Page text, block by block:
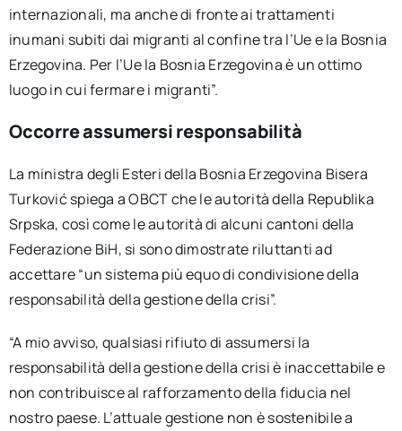
internazionali, ma anche di fronte ai trattamenti
inumani subiti dai migranti al confine tra l’Ue e la Bosnia
Erzegovina. Per l’Ue la Bosnia Erzegovina è un ottimo
luogo in cui fermare i migranti”.
Occorre assumersi responsabilità
La ministra degli Esteri della Bosnia Erzegovina Bisera
Turković spiega a OBCT che le autorità della Republika
Srpska, così come le autorità di alcuni cantoni della
Federazione BiH, si sono dimostrate riluttanti ad
accettare “un sistema più equo di condivisione della
responsabilità della gestione della crisi”.
“A mio avviso, qualsiasi rifiuto di assumersi la
responsabilità della gestione della crisi è inaccettabile e
non contribuisce al rafforzamento della fiducia nel
nostro paese. L’attuale gestione non è sostenibile a